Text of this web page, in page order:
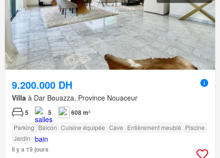
9.200.000 DH
Villa à Dar Bouazza, Province Nouaceur
5 5 608 m²
Parking Balcon Cuisine équipée Cave Entièrement meublé Piscine
Jardin
Il y a 19 jours